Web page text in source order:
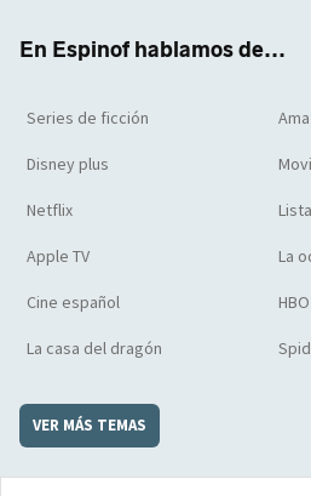
En Espinof hablamos de...
Series de ficción
Disney plus
Netflix
Apple TV La
Cine español
La casa del dragón
VER MÁS TEMAS